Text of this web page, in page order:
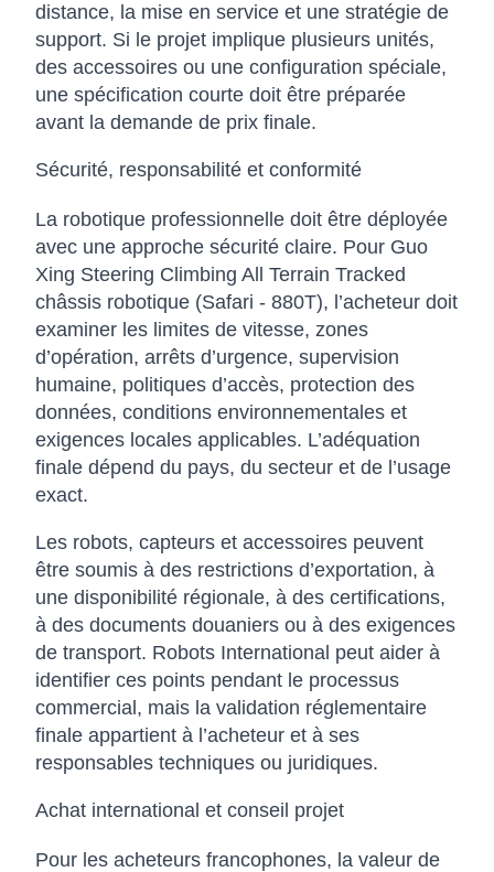
distance, la mise en service et une stratégie de
support. Si le projet implique plusieurs unités,
des accessoires ou une configuration spéciale,
une spécification courte doit être préparée
avant la demande de prix finale.
Sécurité, responsabilité et conformité
La robotique professionnelle doit être déployée
avec une approche sécurité claire. Pour Guo
Xing Steering Climbing All Terrain Tracked
châssis robotique (Safari - 880T), l’acheteur doit
examiner les limites de vitesse, zones
d’opération, arrêts d’urgence, supervision
humaine, politiques d’accès, protection des
données, conditions environnementales et
exigences locales applicables. L’adéquation
finale dépend du pays, du secteur et de l’usage
exact.
Les robots, capteurs et accessoires peuvent
être soumis à des restrictions d’exportation, à
une disponibilité régionale, à des certifications,
à des documents douaniers ou à des exigences
de transport. Robots International peut aider à
identifier ces points pendant le processus
commercial, mais la validation réglementaire
finale appartient à l’acheteur et à ses
responsables techniques ou juridiques.
Achat international et conseil projet
Pour les acheteurs francophones, la valeur de